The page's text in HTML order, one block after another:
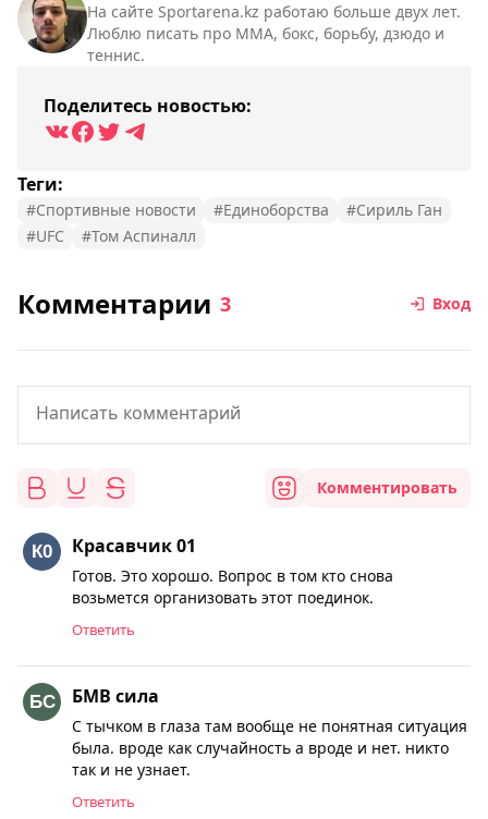
На сайте Sportarena.kz работаю больше двух лет.
Люблю писать про ММА, бокс, борьбу, дзюдо и
теннис.
Поделитесь новостью:
Теги:
#Спортивные новости #Единоборства
#Сириль Ган
#UFC
#Том Аспиналл
Комментарии 3 Вход
Комментировать
Красавчик 01
Готов. Это хорошо. Вопрос в том кто снова
возьмется организовать этот поединок.
Ответить
БМВ сила
С тычком в глаза там вообще не понятная ситуация
была. вроде как случайность а вроде и нет. никто
так и не узнает.
Ответить